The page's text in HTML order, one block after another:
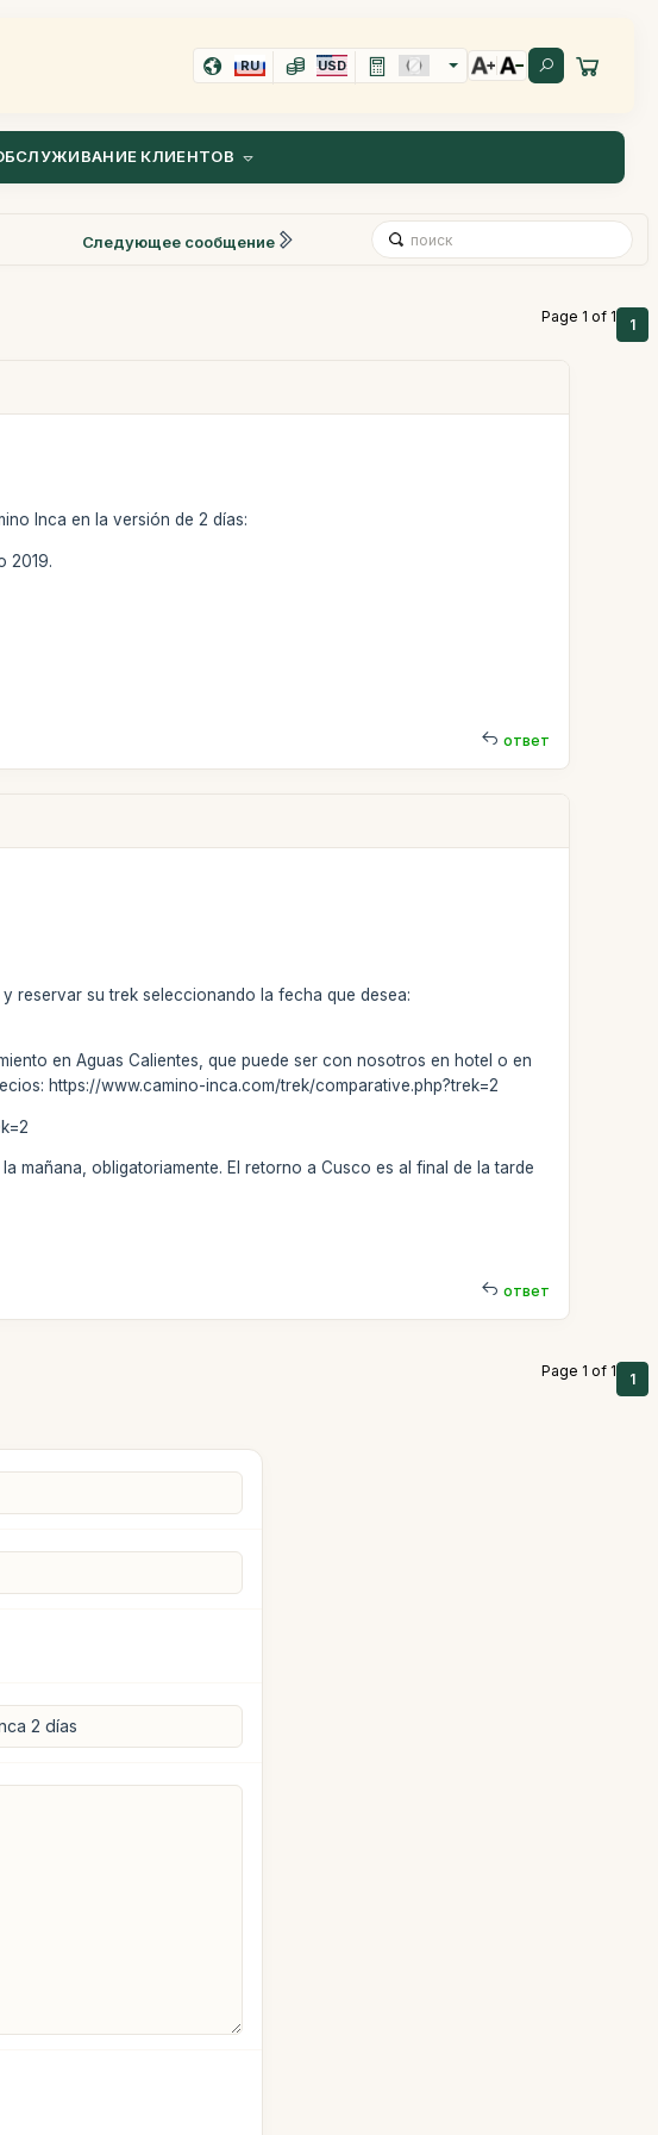
RU USD
КЛИЕНТОВ
Следующее сообщение
Page 1 of 1 1
Inca en la versión de 2 días:
2019.
ответ
reservar su trek seleccionando la fecha que desea:
en Aguas Calientes, que puede ser con nosotros en hotel o en
https://www.camino-inca.com/trek/comparative.php?trek=2
mañana, obligatoriamente. El retorno a Cusco es al final de la tarde
ответ
Page 1 of 1 1